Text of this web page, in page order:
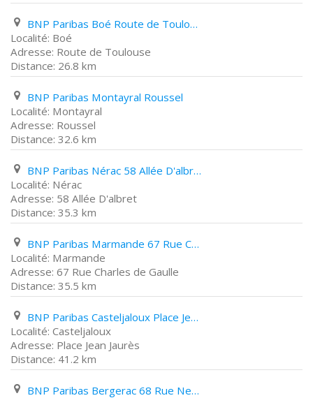
BNP Paribas Boé Route de Toulouse
Boé
Route de Toulouse
26.8 km
BNP Paribas Montayral Roussel
Montayral
Roussel
32.6 km
BNP Paribas Nérac 58 Allée D'albret
Nérac
58 Allée D'albret
35.3 km
BNP Paribas Marmande 67 Rue Charles de Gaulle
Marmande
67 Rue Charles de Gaulle
35.5 km
BNP Paribas Casteljaloux Place Jean Jaurès
Casteljaloux
Place Jean Jaurès
41.2 km
BNP Paribas Bergerac 68 Rue Neuve D'argenson